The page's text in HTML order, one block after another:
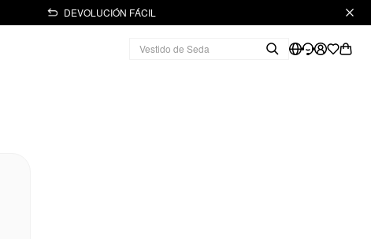
DEVOLUCIÓN FÁCIL